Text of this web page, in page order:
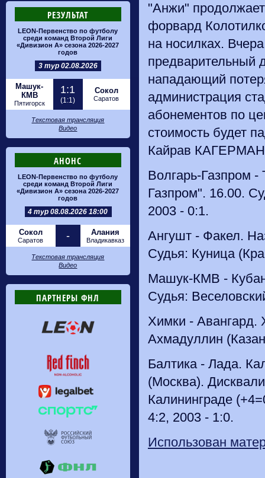
РЕЗУЛЬТАТ
LEON-Первенство по футболу
среди команд Второй Лиги
«Дивизион А» сезона 2026-2027
годов
3 тур 02.08.2026
Машук-
КМВ
Пятигорск
1:1
(1:1)
Сокол
Саратов
Текстовая трансляция
Видео
АНОНС
LEON-Первенство по футболу
среди команд Второй Лиги
«Дивизион А» сезона 2026-2027
годов
4 тур 08.08.2026 18:00
Сокол
Саратов - Алания
Владикавказ
Текстовая трансляция
Видео
ПАРТНЕРЫ ФНЛ
"Анжи"
форвард
на носилках.
предварительный
нападающий
администрация
абонементов по
стоимость будет
Кайрав
Волгарь-Газпром -
Газпром". 16.00.
2003 - 0:1.
Ангушт - Факел.
Судья: Куница
Машук-КМВ -
Судья:
Химки - Авангард.
Ахмадуллин
Балтика - Лада.
(Москва).
Калининграде
4:2, 2003 - 1:0.
Использован